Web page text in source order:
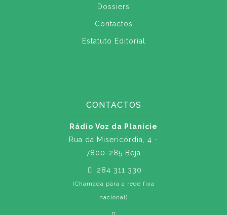
Dossiers
Contactos
Estatuto Editorial
CONTACTOS
Rádio Voz da Planície
Rua da Misericórdia, 4 -
7800-285 Beja
284 311 330
(Chamada para a rede fixa
nacional)